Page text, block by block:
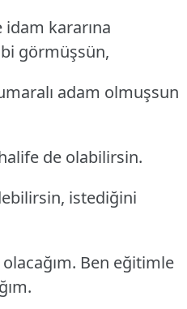
idam kararına
görmüşsün,
adam olmuşsun
de olabilirsin.
istediğini
Ben eğitimle